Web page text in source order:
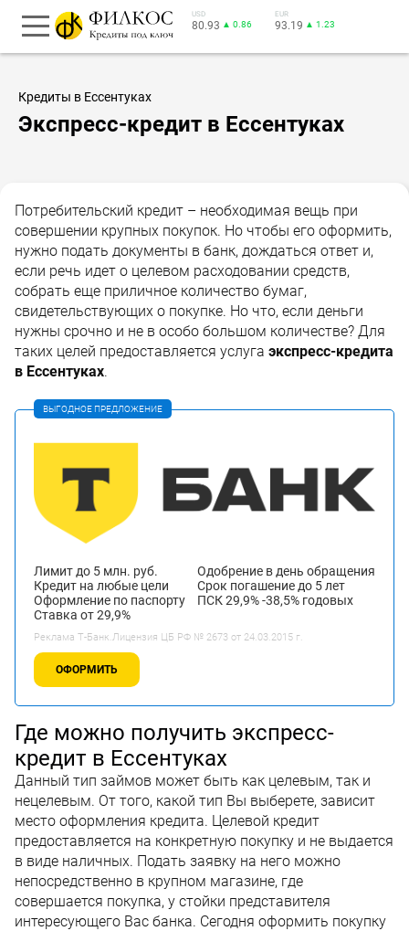
USD
80.93 ▲ 0.86
EUR
93.19 ▲ 1.23
Кредиты в Ессентуках
Экспресс-кредит в Ессентуках
Потребительский кредит – необходимая вещь при
совершении крупных покупок. Но чтобы его оформить,
нужно подать документы в банк, дождаться ответ и,
если речь идет о целевом расходовании средств,
собрать еще приличное количество бумаг,
свидетельствующих о покупке. Но что, если деньги
нужны срочно и не в особо большом количестве? Для
таких целей предоставляется услуга экспресс-кредита
в Ессентуках.
ВЫГОДНОЕ ПРЕДЛОЖЕНИЕ
Лимит до 5 млн. руб.
Кредит на любые цели
Оформление по паспорту
Ставка от 29,9%
Одобрение в день обращения
Срок погашение до 5 лет
ПСК 29,9% -38,5% годовых
Реклама Т-Банк.Лицензия ЦБ РФ № 2673 от 24.03.2015 г.
ОФОРМИТЬ
Где можно получить экспресс-
кредит в Ессентуках
Данный тип займов может быть как целевым, так и
нецелевым. От того, какой тип Вы выберете, зависит
место оформления кредита. Целевой кредит
предоставляется на конкретную покупку и не выдается
в виде наличных. Подать заявку на него можно
непосредственно в крупном магазине, где
совершается покупка, у стойки представителя
интересующего Вас банка. Сегодня оформить покупку